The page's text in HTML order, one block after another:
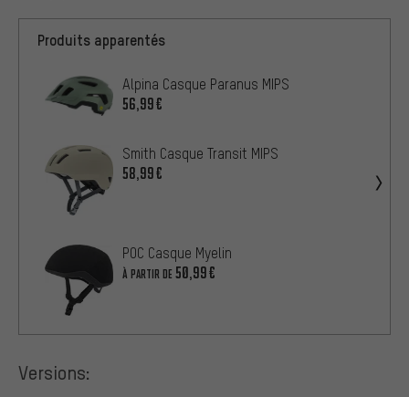
Produits apparentés
Alpina Casque Paranus MIPS
56,99€
Smith Casque Transit MIPS
58,99€
POC Casque Myelin
À PARTIR DE 50,99€
Versions: